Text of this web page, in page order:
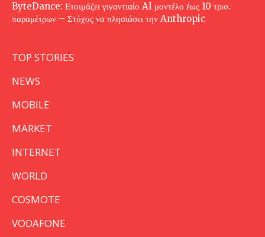
ByteDance: Ετοιμάζει γιγαντιαίο AI μοντέλο έως 10 τρισ.
παραμέτρων – Στόχος να πλησιάσει την Anthropic
TOP STORIES
NEWS
MOBILE
MARKET
INTERNET
WORLD
COSMOTE
VODAFONE